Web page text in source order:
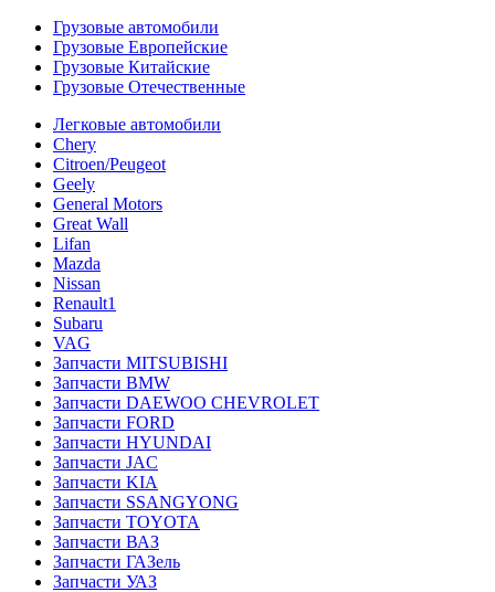
Грузовые автомобили
Грузовые Европейские
Грузовые Китайские
Грузовые Отечественные
Легковые автомобили
Chery
Citroen/Peugeot
Geely
General Motors
Great Wall
Lifan
Mazda
Nissan
Renault1
Subaru
VAG
Запчасти MITSUBISHI
Запчасти BMW
Запчасти DAEWOO CHEVROLET
Запчасти FORD
Запчасти HYUNDAI
Запчасти JAC
Запчасти KIA
Запчасти SSANGYONG
Запчасти TOYOTA
Запчасти ВАЗ
Запчасти ГАЗель
Запчасти УАЗ